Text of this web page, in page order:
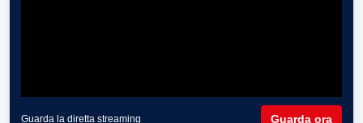
Guarda la diretta streaming Guarda ora